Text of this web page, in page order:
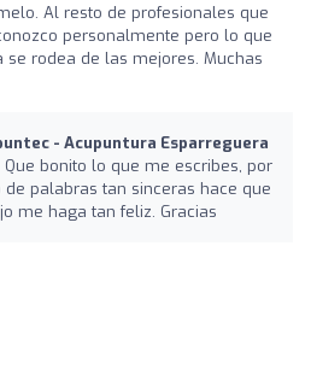
Al resto de profesionales que
personalmente pero lo que
se rodea de las mejores. Muchas
- Acupuntura Esparreguera
Que bonito lo que me escribes, por
de palabras tan sinceras hace que
me haga tan feliz. Gracias